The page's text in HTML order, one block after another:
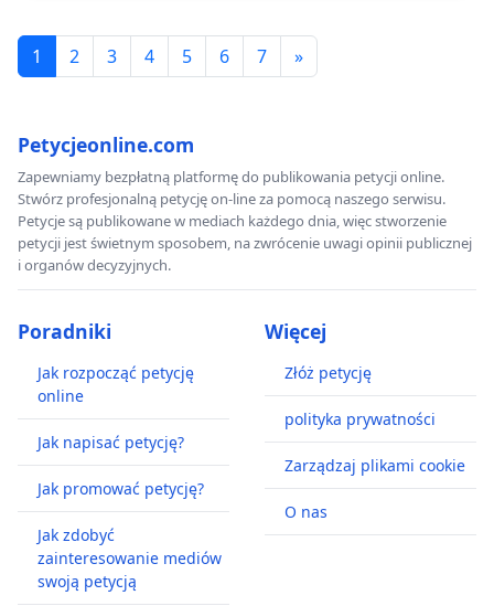
1 2 3 4 5 6 7 »
Petycjeonline.com
Zapewniamy bezpłatną platformę do publikowania petycji online.
Stwórz profesjonalną petycję on-line za pomocą naszego serwisu.
Petycje są publikowane w mediach każdego dnia, więc stworzenie
petycji jest świetnym sposobem, na zwrócenie uwagi opinii publicznej
i organów decyzyjnych.
Poradniki
Jak rozpocząć petycję
online
Jak napisać petycję?
Jak promować petycję?
Jak zdobyć
zainteresowanie mediów
swoją petycją
Więcej
Złóż petycję
polityka prywatności
Zarządzaj plikami cookie
O nas